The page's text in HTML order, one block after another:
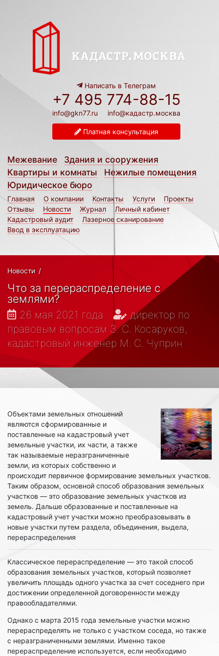
Написать в Телеграм
+7 495 774-88-15
info@gkn77.ru info@кадастр.москва
Платная консультация
Межевание
Здания и сооружения
Квартиры и комнаты
Нежилые помещения
Юридическое бюро
Главная О компании Контакты Услуги
Проекты
Отзывы
Новости Журнал
Личный кабинет
Кадастровый аудит
Лазерное сканирование
Ввод в эксплуатацию
Новости /
Что за перераспределение с
землями?
26 мая 2021 года
директор по
правовым вопросам З. С. Косаруков,
кадастровый инженер М. С. Чуприн
Объектами земельных отношений
являются сформированные и
поставленные на кадастровый учет
земельные участки, их части, а также
так называемые неразграниченные
земли, из которых собственно и
происходит первичное формирование земельных участков.
Таким образом, основной способ образования земельных
участков — это образование земельных участков из
земель. Дальше образованные и поставленные на
кадастровый учет участки можно преобразовывать в
новые участки путем раздела, объединения, выдела,
перераспределения
Классическое перераспределение — это такой способ
образования земельных участков, который позволяет
увеличить площадь одного участка за счет соседнего при
достижении определенной договоренности между
правообладателями.
Однако с марта 2015 года земельные участки можно
перераспределять не только с участком соседа, но также
с неразграниченными землями. Именно такое
перераспределение используется, если необходимо